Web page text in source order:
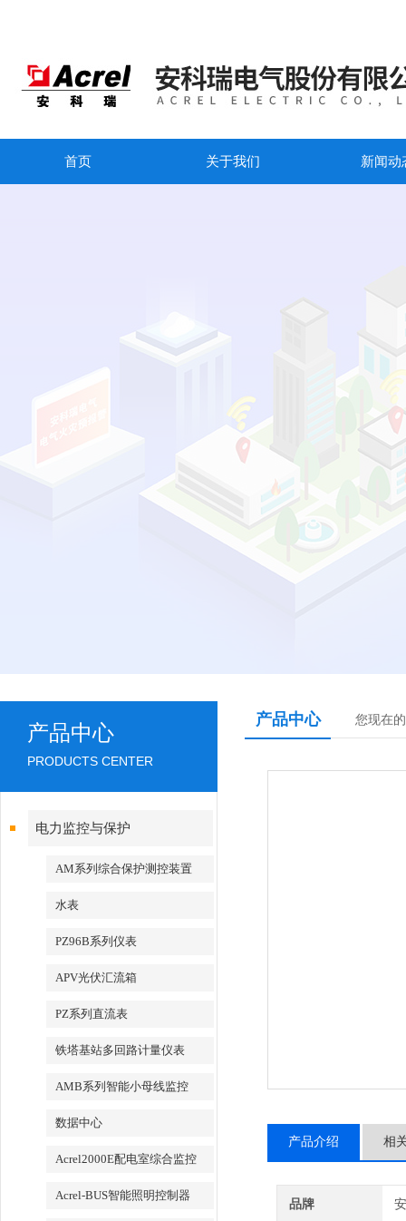
首页 关于我们 新闻动
产品中心
PRODUCTS CENTER
电力监控与保护
AM系列综合保护测控装置
水表
PZ96B系列仪表
APV光伏汇流箱
PZ系列直流表
铁塔基站多回路计量仪表
AMB系列智能小母线监控
数据中心
Acrel2000E配电室综合监控
Acrel-BUS智能照明控制器
产品中心 您现在
产品介绍 相
品牌